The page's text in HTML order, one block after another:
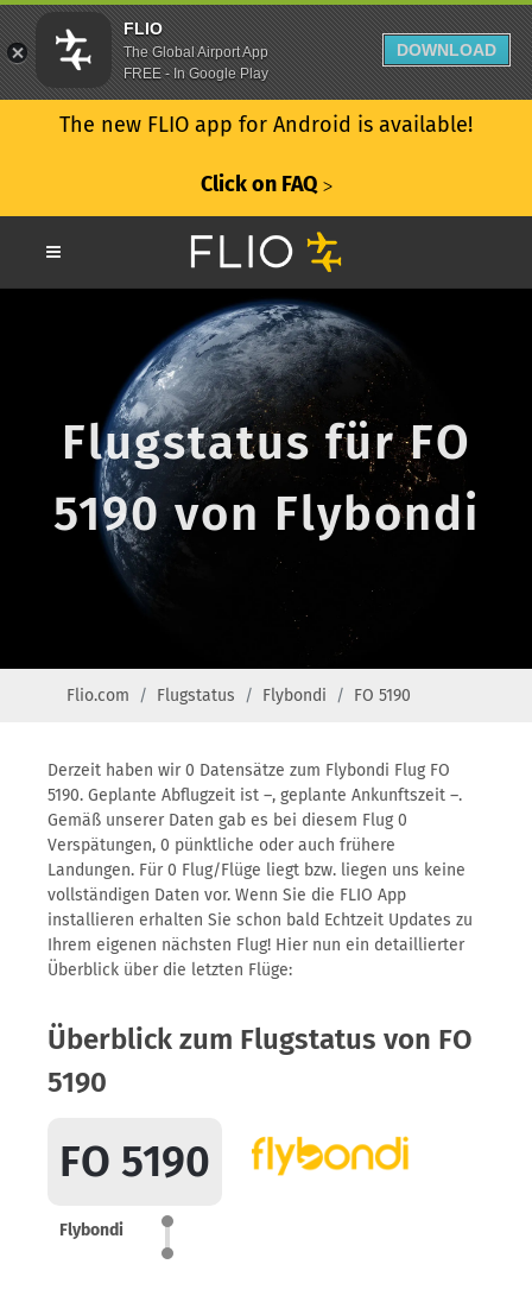
The new FLIO app for Android is available!
Click on FAQ ᐳ
Flugstatus für FO
5190 von Flybondi
Flio.com Flugstatus Flybondi FO 5190
Derzeit haben wir 0 Datensätze zum Flybondi Flug FO
5190. Geplante Abflugzeit ist –, geplante Ankunftszeit –.
Gemäß unserer Daten gab es bei diesem Flug 0
Verspätungen, 0 pünktliche oder auch frühere
Landungen. Für 0 Flug/Flüge liegt bzw. liegen uns keine
vollständigen Daten vor. Wenn Sie die FLIO App
installieren erhalten Sie schon bald Echtzeit Updates zu
Ihrem eigenen nächsten Flug! Hier nun ein detaillierter
Überblick über die letzten Flüge:
Überblick zum Flugstatus von FO
5190
FO 5190
Flybondi
FLIO
The Global Airport App
FREE - In Google Play
DOWNLOAD